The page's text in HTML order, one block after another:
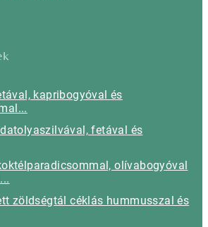
kapribogyóval és
fetával és
olívabogyóval
zöldségtál céklás hummusszal és